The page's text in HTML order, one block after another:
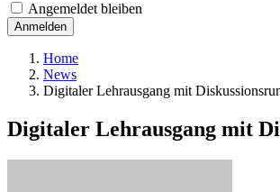
Angemeldet bleiben
Anmelden
Home
News
Digitaler Lehrausgang mit
Digitaler Lehrausgang mit